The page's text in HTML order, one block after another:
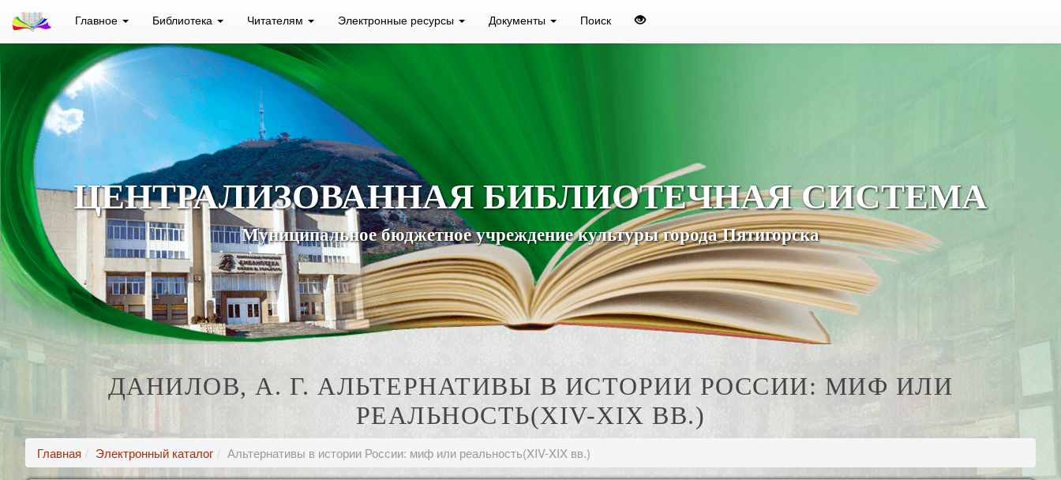
Главное Библиотека Читателям Электронные ресурсы Документы Поиск
ЦЕНТРАЛИЗОВАННАЯ БИБЛИОТЕЧНАЯ СИСТЕМА
Муниципальное бюджетное учреждение культуры города Пятигорска
ДАНИЛОВ, А. Г. АЛЬТЕРНАТИВЫ В ИСТОРИИ РОССИИ: МИФ ИЛИ
РЕАЛЬНОСТЬ(XIV-XIX ВВ.)
Главная Электронный каталог Альтернативы в истории России: миф или реальность(XIV-XIX вв.)